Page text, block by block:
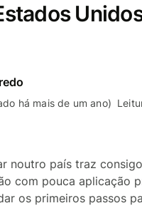
há mais de um ano)
noutro país traz
com pouca aplicação
os primeiros passos